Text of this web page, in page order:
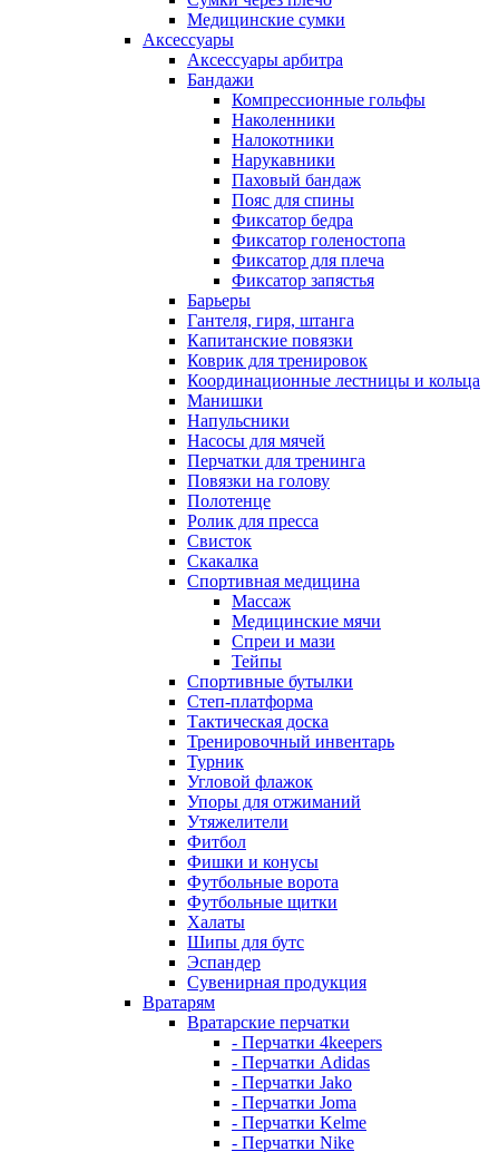
Медицинские сумки
Аксессуары
Аксессуары арбитра
Бандажи
Компрессионные гольфы
Наколенники
Налокотники
Нарукавники
Паховый бандаж
Пояс для спины
Фиксатор бедра
Фиксатор голеностопа
Фиксатор для плеча
Фиксатор запястья
Барьеры
Гантеля, гиря, штанга
Капитанские повязки
Коврик для тренировок
Координационные лестницы и кольца
Манишки
Напульсники
Насосы для мячей
Перчатки для тренинга
Повязки на голову
Полотенце
Ролик для пресса
Свисток
Скакалка
Спортивная медицина
Массаж
Медицинские мячи
Спреи и мази
Тейпы
Спортивные бутылки
Степ-платформа
Тактическая доска
Тренировочный инвентарь
Турник
Угловой флажок
Упоры для отжиманий
Утяжелители
Фитбол
Фишки и конусы
Футбольные ворота
Футбольные щитки
Халаты
Шипы для бутс
Эспандер
Сувенирная продукция
Вратарям
Вратарские перчатки
- Перчатки 4keepers
- Перчатки Adidas
- Перчатки Jako
- Перчатки Joma
- Перчатки Kelme
- Перчатки Nike